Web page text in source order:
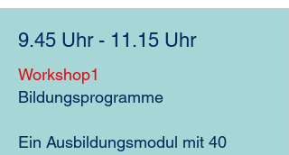
9.45 Uhr - 11.15 Uhr
Workshop1
Bildungsprogramme
Ein Ausbildungsmodul mit 40